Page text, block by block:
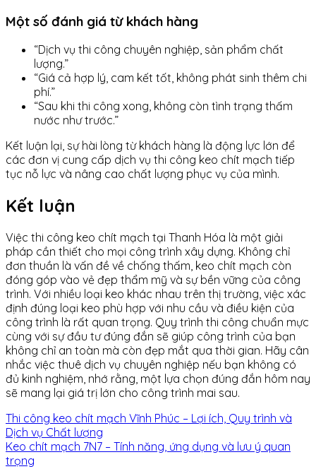
Một số đánh giá từ khách hàng
“Dịch vụ thi công chuyên nghiệp, sản phẩm chất
lượng.”
“Giá cả hợp lý, cam kết tốt, không phát sinh thêm chi
phí.”
“Sau khi thi công xong, không còn tình trạng thấm
nước như trước.”
Kết luận lại, sự hài lòng từ khách hàng là động lực lớn để
các đơn vị cung cấp dịch vụ thi công keo chít mạch tiếp
tục nỗ lực và nâng cao chất lượng phục vụ của mình.
Kết luận
Việc thi công keo chít mạch tại Thanh Hóa là một giải
pháp cần thiết cho mọi công trình xây dựng. Không chỉ
đơn thuần là vấn đề về chống thấm, keo chít mạch còn
đóng góp vào vẻ đẹp thẩm mỹ và sự bền vững của công
trình. Với nhiều loại keo khác nhau trên thị trường, việc xác
định đúng loại keo phù hợp với nhu cầu và điều kiện của
công trình là rất quan trọng. Quy trình thi công chuẩn mực
cùng với sự đầu tư đúng đắn sẽ giúp công trình của bạn
không chỉ an toàn mà còn đẹp mắt qua thời gian. Hãy cân
nhắc việc thuê dịch vụ chuyên nghiệp nếu bạn không có
đủ kinh nghiệm, nhớ rằng, một lựa chọn đúng đắn hôm nay
sẽ mang lại giá trị lớn cho công trình mai sau.
Thi công keo chít mạch Vĩnh Phúc – Lợi ích, Quy trình và
Dịch vụ Chất lượng
Keo chít mạch 7N7 – Tính năng, ứng dụng và lưu ý quan
trọng